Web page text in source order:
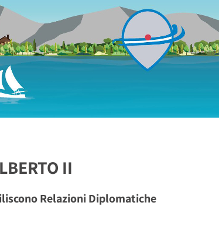
II
Relazioni Diplomatiche